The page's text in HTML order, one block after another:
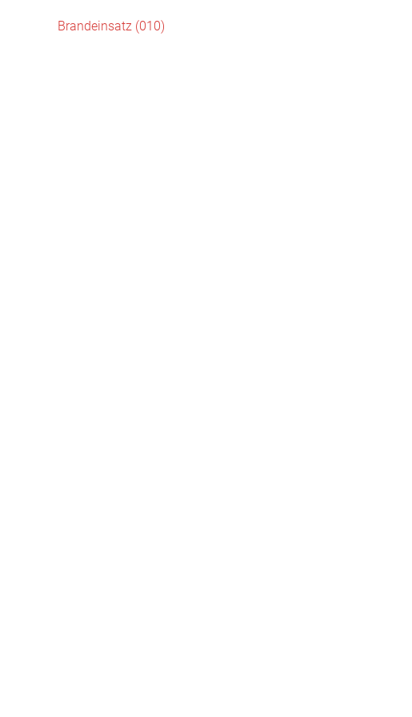
Beitragsnavigation
Brandeinsatz (010)